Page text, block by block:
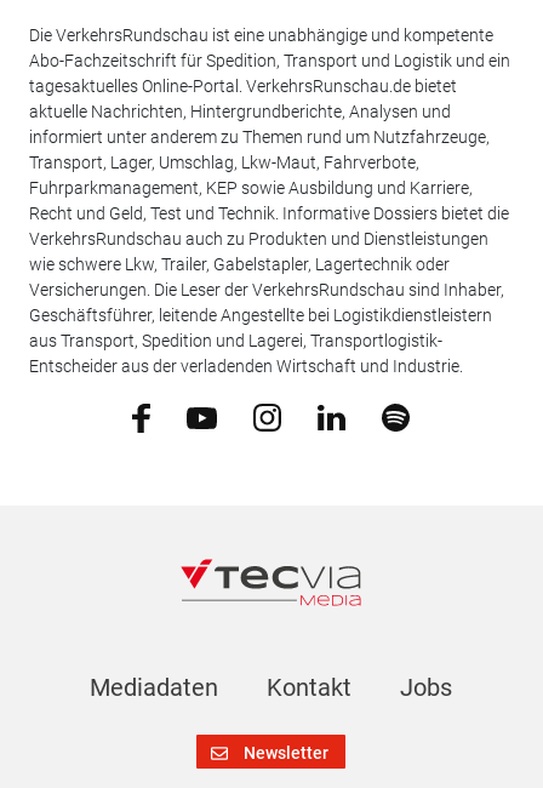
Die VerkehrsRundschau ist eine unabhängige und kompetente
Abo-Fachzeitschrift für Spedition, Transport und Logistik und ein
tagesaktuelles Online-Portal. VerkehrsRunschau.de bietet
aktuelle Nachrichten, Hintergrundberichte, Analysen und
informiert unter anderem zu Themen rund um Nutzfahrzeuge,
Transport, Lager, Umschlag, Lkw-Maut, Fahrverbote,
Fuhrparkmanagement, KEP sowie Ausbildung und Karriere,
Recht und Geld, Test und Technik. Informative Dossiers bietet die
VerkehrsRundschau auch zu Produkten und Dienstleistungen
wie schwere Lkw, Trailer, Gabelstapler, Lagertechnik oder
Versicherungen. Die Leser der VerkehrsRundschau sind Inhaber,
Geschäftsführer, leitende Angestellte bei Logistikdienstleistern
aus Transport, Spedition und Lagerei, Transportlogistik-
Entscheider aus der verladenden Wirtschaft und Industrie.
Mediadaten Kontakt Jobs
Newsletter